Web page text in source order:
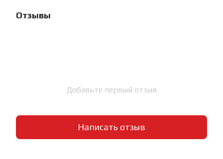
Отзывы
Добавьте первый отзыв
Написать отзыв